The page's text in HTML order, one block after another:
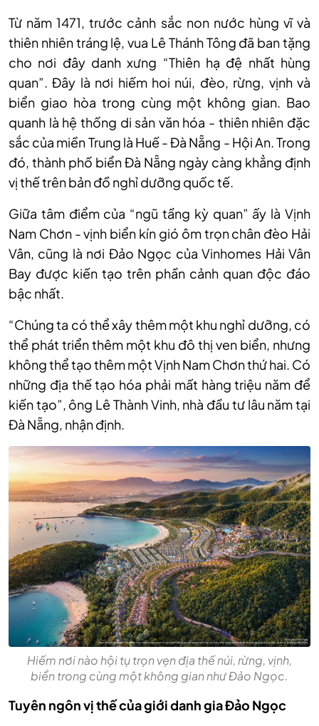
Từ năm 1471, trước cảnh sắc non nước hùng vĩ và
thiên nhiên tráng lệ, vua Lê Thánh Tông đã ban tặng
cho nơi đây danh xưng “Thiên hạ đệ nhất hùng
quan”. Đây là nơi hiếm hoi núi, đèo, rừng, vịnh và
biển giao hòa trong cùng một không gian. Bao
quanh là hệ thống di sản văn hóa - thiên nhiên đặc
sắc của miền Trung là Huế - Đà Nẵng - Hội An. Trong
đó, thành phố biển Đà Nẵng ngày càng khẳng định
vị thế trên bản đồ nghỉ dưỡng quốc tế.
Giữa tâm điểm của “ngũ tầng kỳ quan” ấy là Vịnh
Nam Chơn - vịnh biển kín gió ôm trọn chân đèo Hải
Vân, cũng là nơi Đảo Ngọc của Vinhomes Hải Vân
Bay được kiến tạo trên phần cảnh quan độc đáo
bậc nhất.
“Chúng ta có thể xây thêm một khu nghỉ dưỡng, có
thể phát triển thêm một khu đô thị ven biển, nhưng
không thể tạo thêm một Vịnh Nam Chơn thứ hai. Có
những địa thế tạo hóa phải mất hàng triệu năm để
kiến tạo”, ông Lê Thành Vinh, nhà đầu tư lâu năm tại
Đà Nẵng, nhận định.
Hiếm nơi nào hội tụ trọn vẹn địa thế núi, rừng, vịnh,
biển trong cùng một không gian như Đảo Ngọc.
Tuyên ngôn vị thế của giới danh gia Đảo Ngọc